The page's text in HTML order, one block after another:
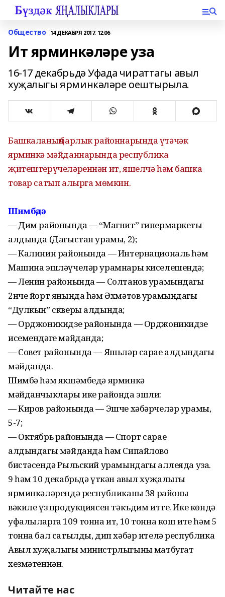
Общество 14 ДЕКАБРЯ 2017, 12:06
Ит ярминкәләре уза
16-17 декабрьдә Уфада чираттагы авыл
хуҗалыгы ярминкәләре оештырыла.
Башкаланың барлык районнарында үтәчәк
ярминкә мәйданнарында республика
җитештерүчеләреннән ит, яшелчә һәм башка
товар сатып алырга мөмкин.
Шимбәдә:
— Дим районында — “Магнит” гипермаркеты
алдында (Дагыстан урамы, 2);
— Калинин районында — Интернациональ һәм
Машина эшләүчеләр урамнары киселешендә;
— Ленин районында — Солтанов урамындагы
2нче йорт янында һәм Әхмәтов урамындагы
“Дулкын” скверы алдында;
— Орджоникидзе районында — Орджоникидзе
исемендәге мәйданда;
— Совет районында — Яшьләр сарае алдындагы
мәйданда.
Шимбә һәм якшәмбедә ярминкә
мәйданчыклары ике районда эшли:
— Киров районында — Эшче хәбәрчеләр урамы,
5-7;
— Октябрь районында — Спорт сарае
алдындагы мәйданда һәм Сипайлово
бистәсендә Рыльский урамындагы аллеяда уза.
9 һәм 10 декабрьдә үткән авыл хуҗалыгы
ярминкәләрендә республиканың 38 районы
вәкиле үз продукциясен тәкъдим итте. Ике көндә
уфалыларга 109 тонна ит, 10 тонна кош ите һәм 5
тонна бал сатылды, дип хәбәр ителә республика
Авыл хуҗалыгы министрлыгының матбугат
хезмәтеннән.
Читайте нас